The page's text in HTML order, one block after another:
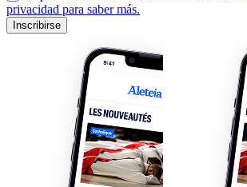
privacidad para saber más.
Inscribirse